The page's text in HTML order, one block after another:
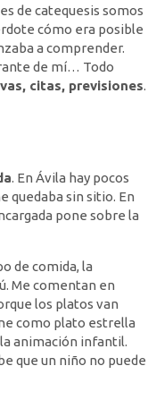
de catequesis somos
cómo era posible
a comprender.
de mí… Todo
citas, previsiones.
. En Ávila hay pocos
quedaba sin sitio. En
pone sobre la
de comida, la
Me comentan en
los platos van
como plato estrella
animación infantil.
que un niño no puede